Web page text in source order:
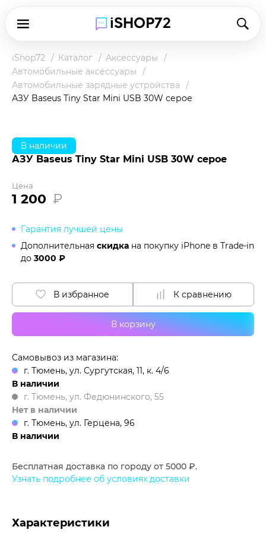
iShop72 Каталог
Аксессуары
Автомобильные аксессуары
Автомобильные зарядные устройства
АЗУ Baseus Tiny Star Mini USB 30W серое
В наличии
АЗУ Baseus Tiny Star Mini USB 30W серое
Цена
1 200 ₽
Гарантия лучшей цены
Дополнительная скидка на покупку iPhone в Trade-in
до 3000 ₽
В корзину
В избранное К сравнению
Самовывоз из магазина:
г. Тюмень, ул. Сургутская, 11, к. 4/6
В наличии
г. Тюмень, ул. Федюнинского, 55
Нет в наличии
г. Тюмень, ул. Герцена, 96
В наличии
Бесплатная доставка по городу от 5000 ₽.
Узнать подробнее об условиях доставки
Характеристики